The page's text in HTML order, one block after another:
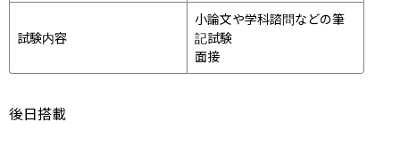
試験内容
小論文や学科諮問などの筆
記試験
面接
後日搭載